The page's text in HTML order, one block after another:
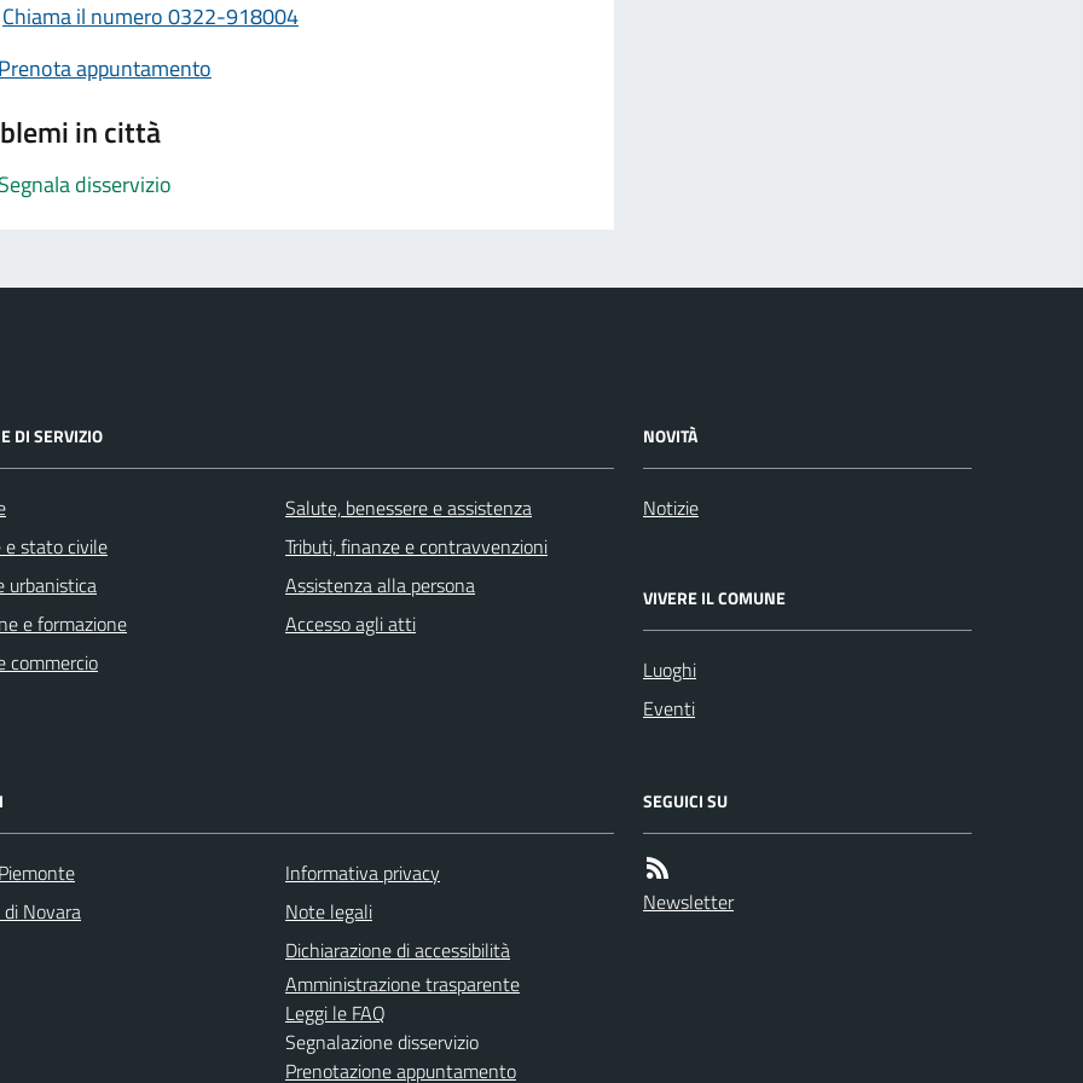
Chiama il numero 0322-918004
appuntamento
in città
disservizio
DI SERVIZIO
e stato civile
urbanistica
e formazione
commercio
Salute, benessere e assistenza
Tributi, finanze e contravvenzioni
Assistenza alla persona
Accesso agli atti
NOVITÀ
Notizie
VIVERE IL COMUNE
Luoghi
Eventi
Novara
Informativa privacy
Note legali
Dichiarazione di accessibilità
Amministrazione trasparente
Leggi le FAQ
Segnalazione disservizio
Prenotazione appuntamento
SEGUICI SU
Newsletter